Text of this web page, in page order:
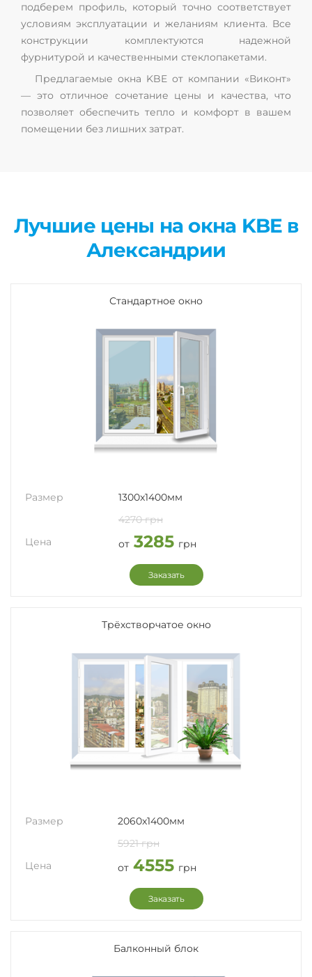
подберем профиль, который точно соответствует
условиям эксплуатации и желаниям клиента. Все
конструкции комплектуются надежной
фурнитурой и качественными стеклопакетами.
Предлагаемые окна KBE от компании «Виконт»
— это отличное сочетание цены и качества, что
позволяет обеспечить тепло и комфорт в вашем
помещении без лишних затрат.
Лучшие цены на окна KBE в
Александрии
Стандартное окно
Размер
1300x1400мм
4270 грн
Цена
от 3285 грн
Заказать
Трёхстворчатое окно
Размер
2060x1400мм
5921 грн
Цена
от 4555 грн
Заказать
Балконный блок